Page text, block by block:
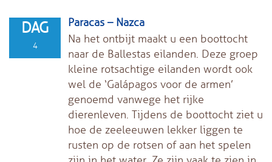
DAG
4
Paracas – Nazca
Na het ontbijt maakt u een boottocht
naar de Ballestas eilanden. Deze groep
kleine rotsachtige eilanden wordt ook
wel de ‘Galápagos voor de armen’
genoemd vanwege het rijke
dierenleven. Tijdens de boottocht ziet u
hoe de zeeleeuwen lekker liggen te
rusten op de rotsen of aan het spelen